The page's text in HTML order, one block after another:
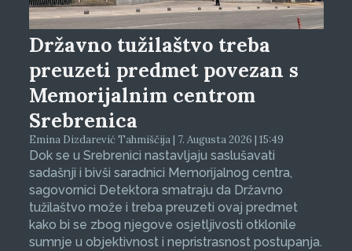
Državno tužilaštvo treba
preuzeti predmet povezan s
Memorijalnim centrom
Srebrenica
Emina Dizdarević Tahmiščija | 7. Augusta 2026 | 15:49
Dok se u Srebrenici nastavljaju saslušavati
sadašnji i bivši saradnici Memorijalnog centra,
sagovornici Detektora smatraju da Državno
tužilaštvo može i treba preuzeti ovaj predmet
kako bi se zbog njegove osjetljivosti otklonile
sumnje u objektivnost i nepristrasnost postupanja.